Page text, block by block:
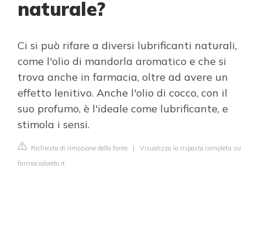
naturale?
Ci si può rifare a diversi lubrificanti naturali,
come l'olio di mandorla aromatico e che si
trova anche in farmacia, oltre ad avere un
effetto lenitivo. Anche l'olio di cocco, con il
suo profumo, è l'ideale come lubrificante, e
stimola i sensi.
Richiesta di rimozione della fonte | Visualizza la risposta completa su
farmacialoreto.it